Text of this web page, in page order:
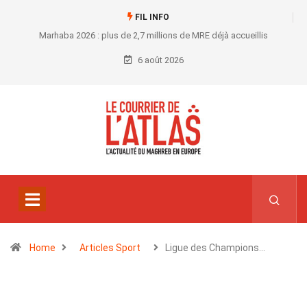
FIL INFO
Marhaba 2026 : plus de 2,7 millions de MRE déjà accueillis
6 août 2026
Home Articles Sport Ligue des Champions…